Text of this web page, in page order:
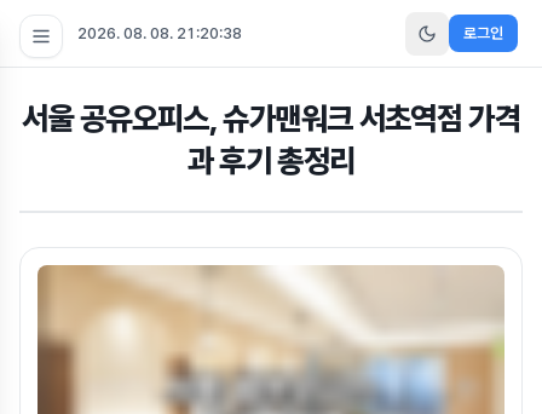
2026. 08. 08. 21:20:39 로그인
서울 공유오피스, 슈가맨워크 서초역점 가격
과 후기 총정리